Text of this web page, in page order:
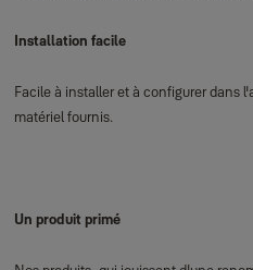
Installation facile
Facile à installer et à configurer dans
matériel fournis.
Un produit primé